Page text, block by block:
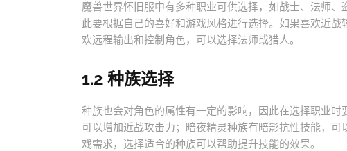
魔兽世界怀旧服中有多种职业可供选择，如战士、法师
此要根据自己的喜好和游戏风格进行选择。如果喜欢近
欢远程输出和控制角色，可以选择法师或猎人。
1.2 种族选择
种族也会对角色的属性有一定的影响，因此在选择职业时
可以增加近战攻击力；暗夜精灵种族有暗影抗性技能，
戏需求，选择适合的种族可以帮助提升技能的效果。